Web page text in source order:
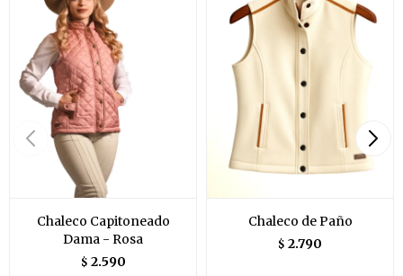
Chaleco Capitoneado
Dama - Rosa
$ 2.590
Chaleco de Paño
$ 2.790